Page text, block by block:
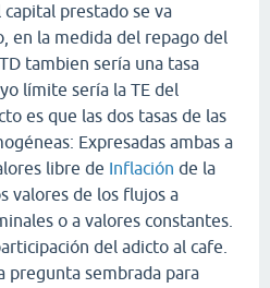
prestado se va
en la medida del repago del
tambien sería una tasa
límite sería la TE del
es que las dos tasas de las
Expresadas ambas a
libre de Inflación de la
valores de los flujos a
o a valores constantes.
del adicto al cafe.
pregunta sembrada para